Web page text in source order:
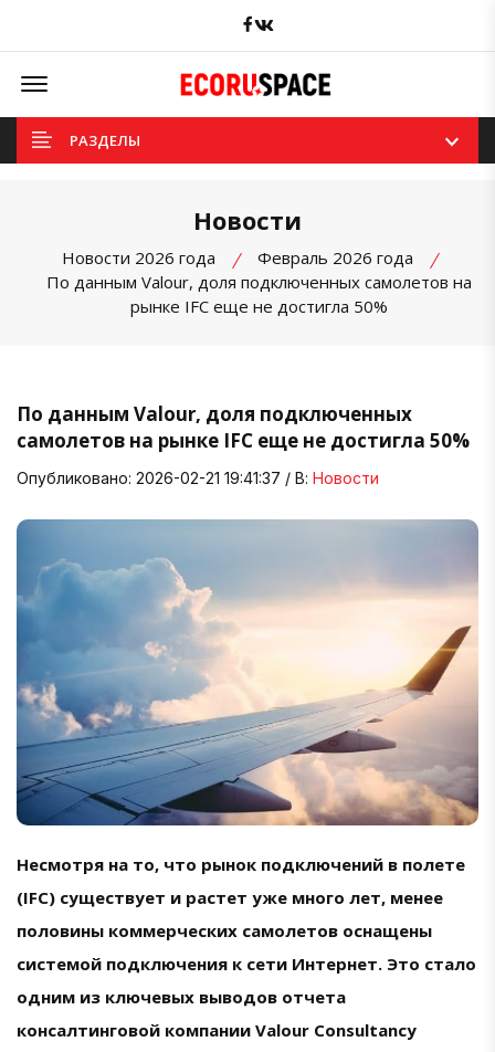
Facebook
Offcanvas Menu Open
РАЗДЕЛЫ
Новости
Новости 2026 года
Февраль 2026 года
По данным Valour, доля подключенных самолетов на
рынке IFC еще не достигла 50%
По данным Valour, доля подключенных
самолетов на рынке IFC еще не достигла 50%
Опубликовано: 2026-02-21 19:41:37 / В: Новости
Несмотря на то, что рынок подключений в полете
(IFC) существует и растет уже много лет, менее
половины коммерческих самолетов оснащены
системой подключения к сети Интернет. Это стало
одним из ключевых выводов отчета
консалтинговой компании Valour Consultancy